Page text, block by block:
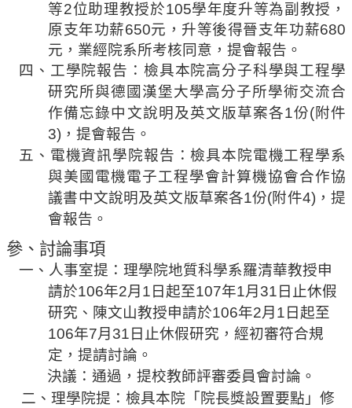
劃
紀
等2位助理教授於105學年度升等為副教授，
原支年功薪650元，升等後得晉支年功薪680
元，業經院系所考核同意，提會報告。
四、工學院報告：檢具本院高分子科學與工程學
研究所與德國漢堡大學高分子所學術交流合
作備忘錄中文說明及英文版草案各1份(附件
3) ，提會報告 。
五、電機資訊學院報告：檢具本院電機工程學系
與美國電機電子工程學會計算機協會合作協
議書中文說明及英文版草案各1份(附件4) ，提
會報告 。
參、討論事項
一 、人事室提：理學院地質科學系羅清華教授申
請於106年2月 1 日起至107年1月 31 日止休假
研究、陳文山教授申請於106年2月 1 日起至
106年7月 31 日止休假研究，經初審符合規
定，提請討論。
決議：通過，提校教師評審委員會討論。
二、理學院提：檢具本院 「院長獎設置要點 」修